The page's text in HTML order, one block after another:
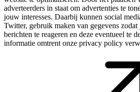
adverteerders in staat om advertenties te
jouw interesses. Daarbij kunnen social
Twitter, gebruik maken van gegevens zodat
berichten te reageren en deze eventueel te
informatie omtrent onze privacy policy